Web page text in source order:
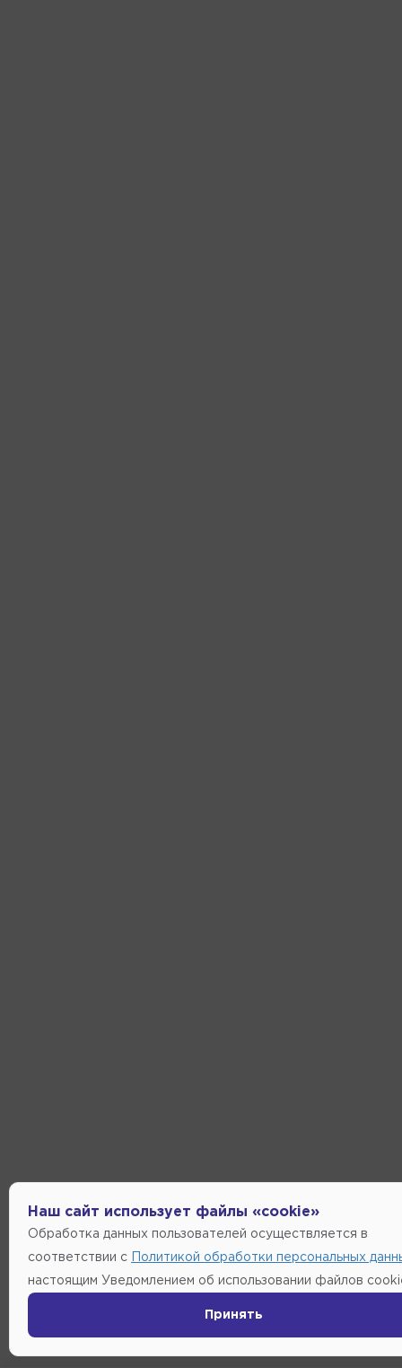
Наш сайт использует файлы «cookie»
Обработка данных пользователей осуществляется в
соответствии с Политикой обработки персональных
настоящим Уведомлением об использовании файлов
Принять